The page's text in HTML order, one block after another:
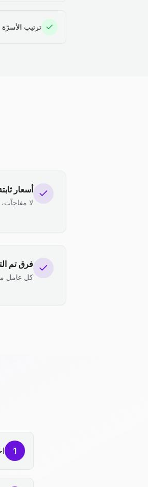
ترتيب الأسرّة
أسعار
لا
فرق تم
كل عامل
1